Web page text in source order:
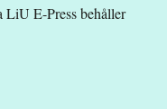
LiU E-Press behåller